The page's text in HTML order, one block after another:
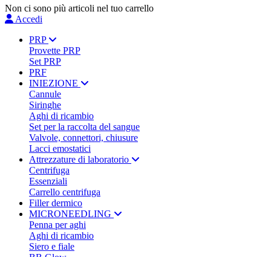
Non ci sono più articoli nel tuo carrello
Accedi
PRP
Provette PRP
Set PRP
PRF
INIEZIONE
Cannule
Siringhe
Aghi di ricambio
Set per la raccolta del sangue
Valvole, connettori, chiusure
Lacci emostatici
Attrezzature di laboratorio
Centrifuga
Essenziali
Carrello centrifuga
Filler dermico
MICRONEEDLING
Penna per aghi
Aghi di ricambio
Siero e fiale